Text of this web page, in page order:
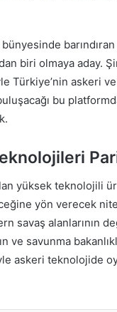
biri olmaya
Türkiye’nin askeri
bu
yüksek teknolojili
yön verecek
savaş alanlarının
ve savunma
askeri teknolojide